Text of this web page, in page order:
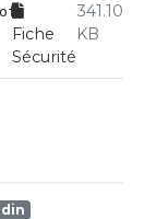
on value
Fiche
Sécurité
341.10
KB